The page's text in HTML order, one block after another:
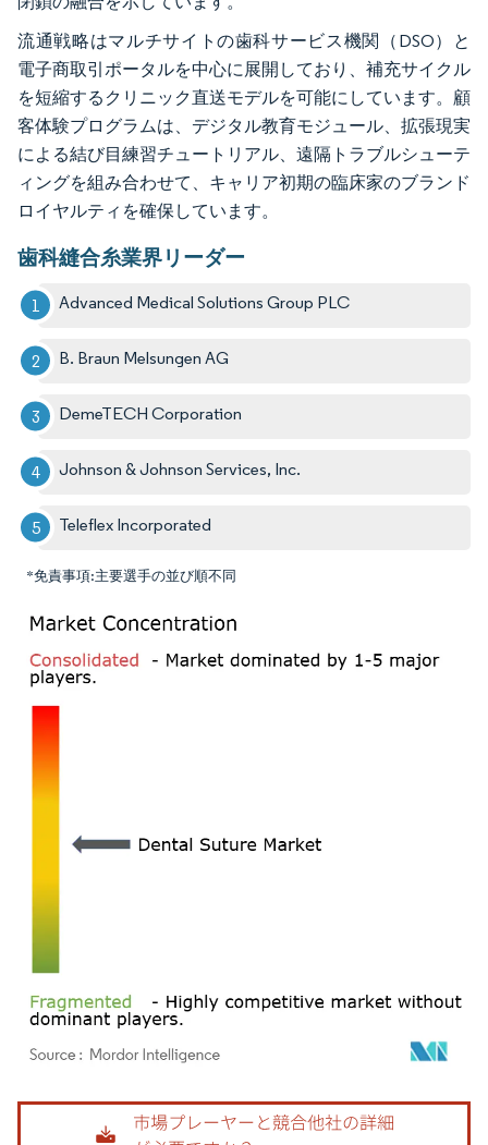
流通戦略はマルチサイトの歯科サービス機関（DSO）と
電子商取引ポータルを中心に展開しており、補充サイクル
を短縮するクリニック直送モデルを可能にしています。顧
客体験プログラムは、デジタル教育モジュール、拡張現実
による結び目練習チュートリアル、遠隔トラブルシューテ
ィングを組み合わせて、キャリア初期の臨床家のブランド
ロイヤルティを確保しています。
歯科縫合糸業界リーダー
Advanced Medical Solutions Group PLC
B. Braun Melsungen AG
DemeTECH Corporation
Johnson & Johnson Services, Inc.
Teleflex Incorporated
*免責事項:主要選手の並び順不同
画像 © Mordor Intelligence。再利用にはCC BY 4.0の表示が必要です。